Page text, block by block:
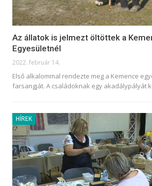
Az állatok is jelmezt öltöttek a
Egyesületnél
2022. február 14.
Első alkalommal rendezte meg a Kemence
farsangját. A családoknak egy akadálypályát
HÍREK